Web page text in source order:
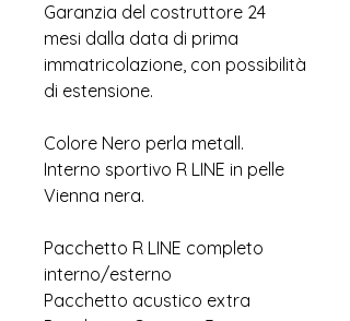
Garanzia del costruttore 24
mesi dalla data di prima
immatricolazione, con possibilità
di estensione.
Colore Nero perla metall.
Interno sportivo R LINE in pelle
Vienna nera.
Pacchetto R LINE completo
interno/esterno
Pacchetto acustico extra